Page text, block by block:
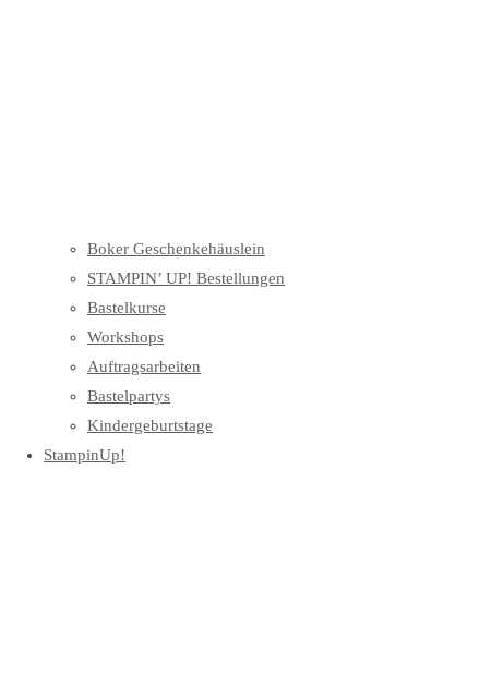
Boker Geschenkehäuslein
STAMPIN’ UP! Bestellungen
Bastelkurse
Workshops
Auftragsarbeiten
Bastelpartys
Kindergeburtstage
StampinUp!